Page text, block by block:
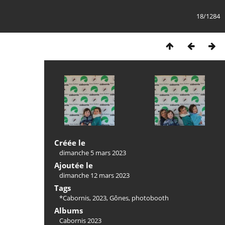
18/1284
Créée le
dimanche 5 mars 2023
Ajoutée le
dimanche 12 mars 2023
Tags
*Cabornis,2023,Gônes, photobooth
Albums
Cabornis 2023